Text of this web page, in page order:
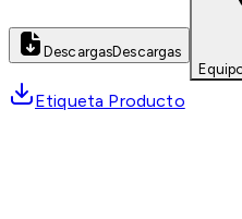
DescargasDescargas
Etiqueta Producto